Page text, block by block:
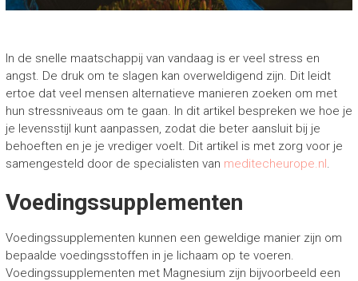
In de snelle maatschappij van vandaag is er veel stress en
angst. De druk om te slagen kan overweldigend zijn. Dit leidt
ertoe dat veel mensen alternatieve manieren zoeken om met
hun stressniveaus om te gaan. In dit artikel bespreken we hoe je
je levensstijl kunt aanpassen, zodat die beter aansluit bij je
behoeften en je je vrediger voelt. Dit artikel is met zorg voor je
samengesteld door de specialisten van meditecheurope.nl.
Voedingssupplementen
Voedingssupplementen kunnen een geweldige manier zijn om
bepaalde voedingsstoffen in je lichaam op te voeren.
Voedingssupplementen met Magnesium zijn bijvoorbeeld een